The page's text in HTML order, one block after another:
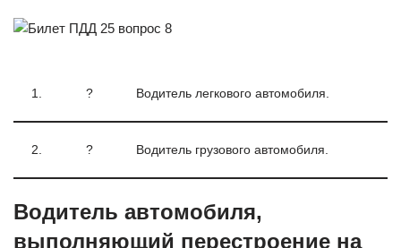
1. ? Водитель легкового автомобиля.
2. ? Водитель грузового автомобиля.
Водитель автомобиля,
выполняющий перестроение на